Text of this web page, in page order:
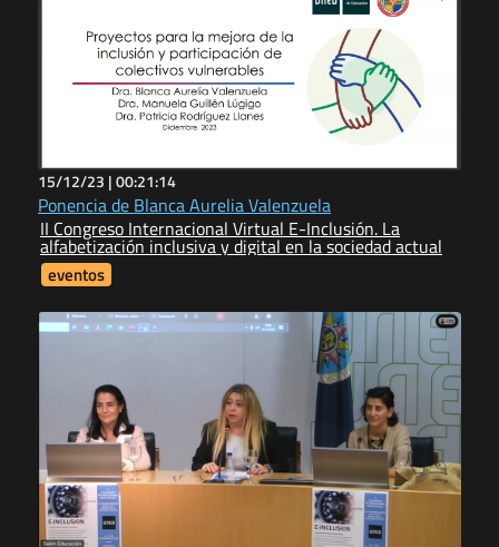
15/12/23 |00:21:14
Ponencia de Blanca Aurelia Valenzuela
II Congreso Internacional Virtual E-Inclusión. La
alfabetización inclusiva y digital en la sociedad actual
eventos